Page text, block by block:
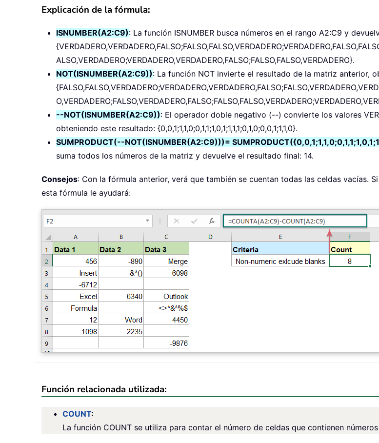
Explicación de la fórmula:
ISNUMBER(A2:C9): La función ISNUMBER busca números en el rango A2:C9 y
ALSO,VERDADERO;VERDADERO,VERDADERO,FALSO;FALSO,FALSO,VERDADERO}.
NOT(ISNUMBER(A2:C9)): La función NOT invierte el resultado de la matriz anterior,
--NOT(ISNUMBER(A2:C9)): El operador doble negativo (--) convierte los valores
obteniendo este resultado: {0,0,1;1,1,0;0,1,1;1,0,1;1,1,1;0,1,0;0,0,1;1,1,0}.
SUMPRODUCT(--NOT(ISNUMBER(A2:C9)))=
suma todos los números de la matriz y devuelve el resultado final: 14.
Consejos: Con la fórmula anterior, verá que también se cuentan todas las celdas vacías.
esta fórmula le ayudará:
Función relacionada utilizada:
COUNT:
La función COUNT se utiliza para contar el número de celdas que contienen